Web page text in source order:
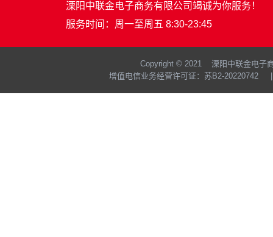
溧阳中联金电子商务有限公司竭诚为你服务！
服务时间：周一至周五 8:30-23:45
Copyright © 2021 溧阳中联金
增值电信业务经营许可证：苏B2-20220742